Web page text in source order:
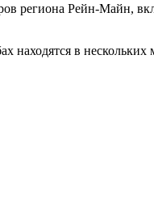
региона Рейн-Майн,
в нескольких